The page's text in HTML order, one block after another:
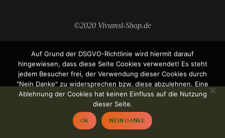
©2020 Vivumsl-Shop.de
Auf Grund der DSGVO-Richtlinie wird hiermit darauf
hingewiesen, dass diese Seite Cookies verwendet! Es steht
jedem Besucher frei, der Verwendung dieser Cookies durch
"Nein Danke" zu widersprechen bzw. diese abzulehnen. Eine
Ablehnung der Cookies hat keinen Einfluss auf die Nutzung
dieser Seite.
OK NEIN DANKE